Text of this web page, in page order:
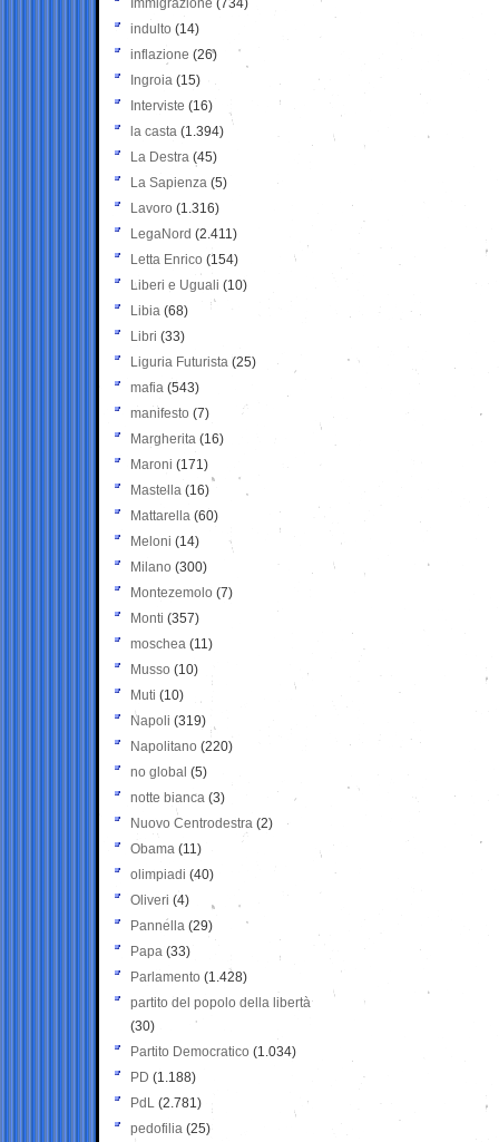
Immigrazione (734)
indulto (14)
inflazione (26)
Ingroia (15)
Interviste (16)
la casta (1.394)
La Destra (45)
La Sapienza (5)
Lavoro (1.316)
LegaNord (2.411)
Letta Enrico (154)
Liberi e Uguali (10)
Libia (68)
Libri (33)
Liguria Futurista (25)
mafia (543)
manifesto (7)
Margherita (16)
Maroni (171)
Mastella (16)
Mattarella (60)
Meloni (14)
Milano (300)
Montezemolo (7)
Monti (357)
moschea (11)
Musso (10)
Muti (10)
Napoli (319)
Napolitano (220)
no global (5)
notte bianca (3)
Nuovo Centrodestra (2)
Obama (11)
olimpiadi (40)
Oliveri (4)
Pannella (29)
Papa (33)
Parlamento (1.428)
partito del popolo della libertà
(30)
Partito Democratico (1.034)
PD (1.188)
PdL (2.781)
pedofilia (25)